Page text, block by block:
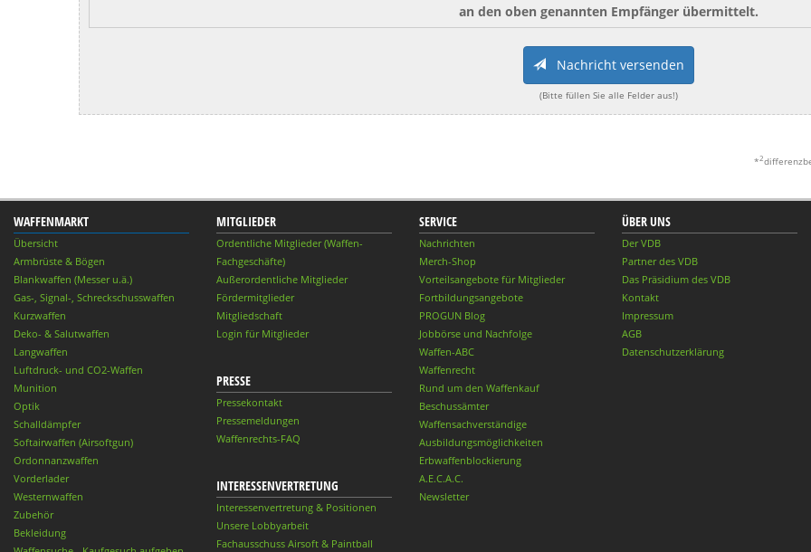
an den oben genannten Empfänger übermittelt.
Nachricht versenden
(Bitte füllen Sie alle Felder aus!)
*2
WAFFENMARKT
Übersicht
Armbrüste & Bögen
Blankwaffen (Messer u.ä.)
Gas-, Signal-, Schreckschusswaffen
Kurzwaffen
Deko- & Salutwaffen
Langwaffen
Luftdruck- und CO2-Waffen
Munition
Optik
Schalldämpfer
Softairwaffen (Airsoftgun)
Ordonnanzwaffen
Vorderlader
Westernwaffen
Zubehör
Bekleidung
MITGLIEDER
Ordentliche Mitglieder (Waffen-
Fachgeschäfte)
Außerordentliche Mitglieder
Fördermitglieder
Mitgliedschaft
Login für Mitglieder
PRESSE
Pressekontakt
Pressemeldungen
Waffenrechts-FAQ
INTERESSENVERTRETUNG
Interessenvertretung & Positionen
Unsere Lobbyarbeit
Fachausschuss Airsoft & Paintball
SERVICE
Nachrichten
Merch-Shop
Vorteilsangebote für Mitglieder
Fortbildungsangebote
PROGUN Blog
Jobbörse und Nachfolge
Waffen-ABC
Waffenrecht
Rund um den Waffenkauf
Beschussämter
Waffensachverständige
Ausbildungsmöglichkeiten
Erbwaffenblockierung
A.E.C.A.C.
Newsletter
ÜBER UNS
Der VDB
Partner des VDB
Das Präsidium des VDB
Kontakt
Impressum
AGB
Datenschutzerklärung